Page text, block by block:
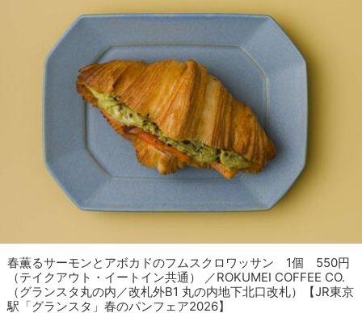
春薫るサーモンとアボカドのフムスクロワッサン 1個 550円
（テイクアウト・イートイン共通） ／ROKUMEI COFFEE CO.
（グランスタ丸の内／改札外B1 丸の内地下北口改札）【JR東京
駅「グランスタ」春のパンフェア2026】